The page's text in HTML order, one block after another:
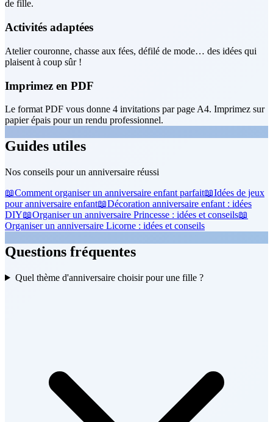
de fille.
Activités adaptées
Atelier couronne, chasse aux fées, défilé de mode… des idées qui
plaisent à coup sûr !
Imprimez en PDF
Le format PDF vous donne 4 invitations par page A4. Imprimez sur
papier épais pour un rendu professionnel.
Guides utiles
Nos conseils pour un anniversaire réussi
📖Comment organiser un anniversaire enfant parfait📖Idées de jeux
pour anniversaire enfant📖Décoration anniversaire enfant : idées
DIY📖Organiser un anniversaire Princesse : idées et conseils📖
Organiser un anniversaire Licorne : idées et conseils
Questions fréquentes
Quel thème d'anniversaire choisir pour une fille ?